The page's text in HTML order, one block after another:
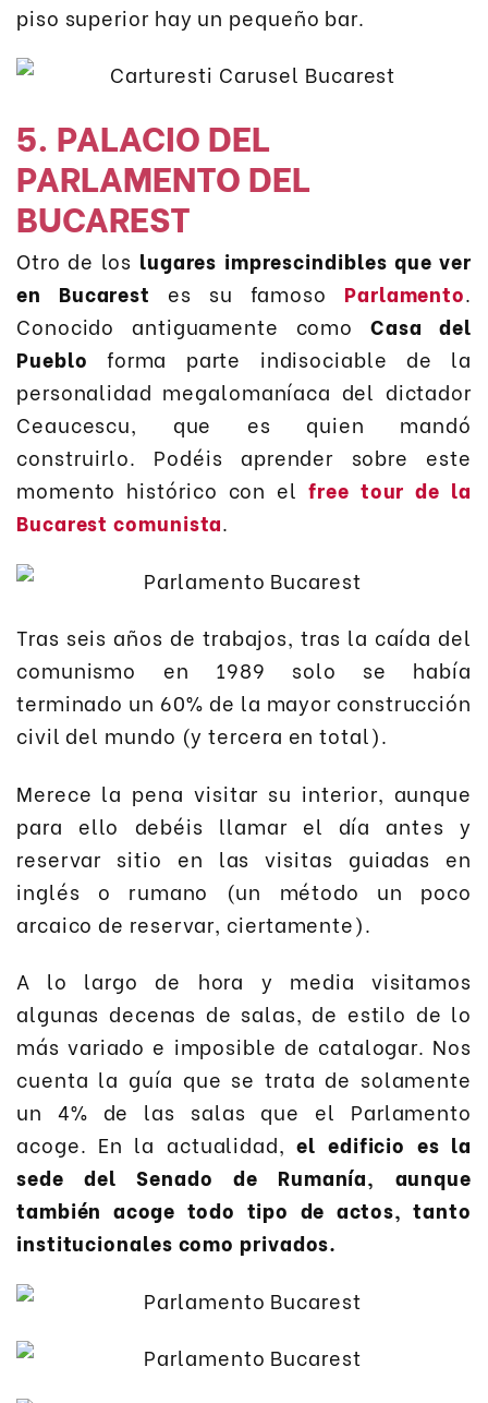
piso superior hay un pequeño bar.
5. PALACIO DEL
PARLAMENTO DEL
BUCAREST
Otro de los lugares imprescindibles que ver
en Bucarest es su famoso Parlamento.
Conocido antiguamente como Casa del
Pueblo forma parte indisociable de la
personalidad megalomaníaca del dictador
Ceaucescu, que es quien mandó
construirlo. Podéis aprender sobre este
momento histórico con elfree tour de la
Bucarest comunista.
Tras seis años de trabajos, tras la caída del
comunismo en 1989 solo se había
terminado un 60% de la mayor construcción
civil del mundo (y tercera en total).
Merece la pena visitar su interior, aunque
para ello debéis llamar el día antes y
reservar sitio en las visitas guiadas en
inglés o rumano (un método un poco
arcaico de reservar, ciertamente).
A lo largo de hora y media visitamos
algunas decenas de salas, de estilo de lo
más variado e imposible de catalogar. Nos
cuenta la guía que se trata de solamente
un 4% de las salas que el Parlamento
acoge. En la actualidad,el edificio es la
sede del Senado de Rumanía, aunque
también acoge todo tipo de actos, tanto
institucionales como privados.